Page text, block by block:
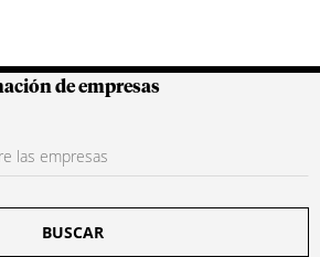
Colombianas
de empresas
BUSCAR